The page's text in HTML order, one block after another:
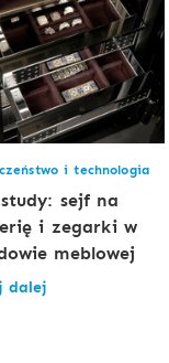
i technologia
sejf na
i zegarki w
meblowej
dalej